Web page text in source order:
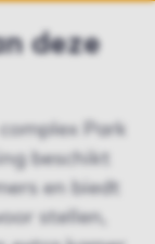
deze
Park
beschikt
en biedt
stellen,